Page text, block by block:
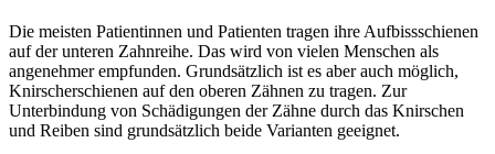
Die meisten Patientinnen und Patienten tragen ihre Aufbissschienen
auf der unteren Zahnreihe. Das wird von vielen Menschen als
angenehmer empfunden. Grundsätzlich ist es aber auch möglich,
Knirscherschienen auf den oberen Zähnen zu tragen. Zur
Unterbindung von Schädigungen der Zähne durch das Knirschen
und Reiben sind grundsätzlich beide Varianten geeignet.